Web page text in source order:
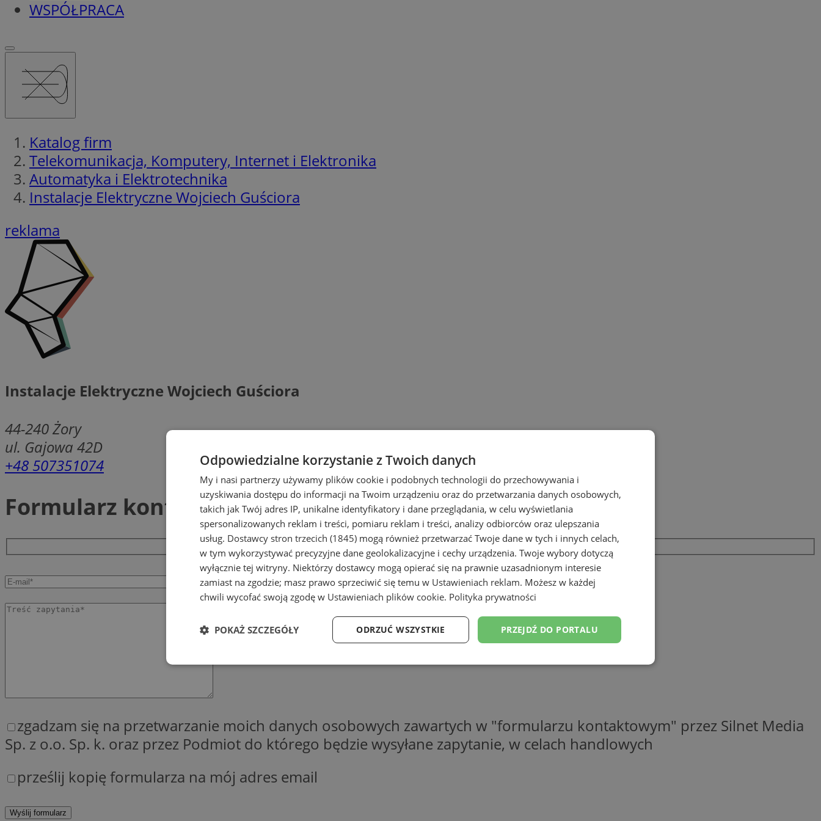
WSPÓŁPRACA
Katalog firm
Telekomunikacja, Komputery, Internet i Elektronika
Automatyka i Elektrotechnika
Instalacje Elektryczne Wojciech Guściora
reklama
Instalacje Elektryczne Wojciech Guściora
44-240Żory
ul. Gajowa 42D
+48 507351074
Formularz kontaktowy
zgadzam się na przetwarzanie moich danych osobowych zawartych w "formularzu kontaktowym" przez Silnet Media
Sp. z o.o. Sp. k. oraz przez Podmiot do którego będzie wysyłane zapytanie, w celach handlowych
prześlij kopię formularza na mój adres email
Odpowiedzialne korzystanie z Twoich danych
My i nasi partnerzy używamy plików cookie i podobnych technologii do przechowywania i
uzyskiwania dostępu do informacji na Twoim urządzeniu oraz do przetwarzania danych osobowych,
takich jak Twój adres IP, unikalne identyfikatory i dane przeglądania, w celu wyświetlania
spersonalizowanych reklam i treści, pomiaru reklam i treści, analizy odbiorców oraz ulepszania
usług. Dostawcy stron trzecich (1845) mogą również przetwarzać Twoje dane w tych i innych celach,
w tym wykorzystywać precyzyjne dane geolokalizacyjne i cechy urządzenia. Twoje wybory dotyczą
wyłącznie tej witryny. Niektórzy dostawcy mogą opierać się na prawnie uzasadnionym interesie
zamiast na zgodzie; masz prawo sprzeciwić się temu w Ustawieniach reklam. Możesz w każdej
chwili wycofać swoją zgodę w Ustawieniach plików cookie. Polityka prywatności
PRZEJDŹ DO PORTALU
ODRZUĆ WSZYSTKIE
POKAŻ SZCZEGÓŁY
Niezbędne Wydajność Targetowanie Funkcjonalność Niesklasyfikowane
Wydajność Targetowanie Funkcjonalność Niesklasyfikowane
Niezbędne pliki cookie umożliwiają korzystanie z podstawowych funkcji strony internetowej, takich jak logowanie użytkownika i
zarządzanie kontem. Bez niezbędnych plików cookie nie można prawidłowo korzystać ze strony internetowej.